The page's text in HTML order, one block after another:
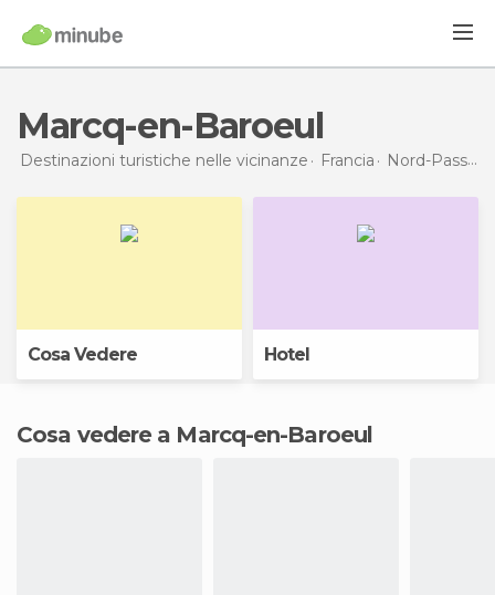
Marcq-en-Baroeul
Destinazioni turistiche nelle vicinanze Francia Nord-Passo di Calais
Cosa Vedere Hotel
Cosa vedere a Marcq-en-Baroeul